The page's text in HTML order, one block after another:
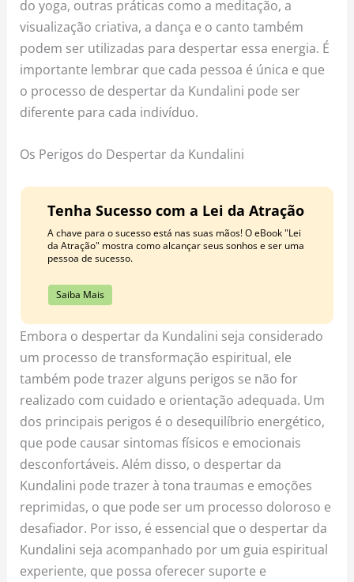
do yoga, outras práticas como a meditação, a
visualização criativa, a dança e o canto também
podem ser utilizadas para despertar essa energia. É
importante lembrar que cada pessoa é única e que
o processo de despertar da Kundalini pode ser
diferente para cada indivíduo.
Os Perigos do Despertar da Kundalini
Tenha Sucesso com a Lei da Atração
A chave para o sucesso está nas suas mãos! O eBook "Lei
da Atração" mostra como alcançar seus sonhos e ser uma
pessoa de sucesso.
Saiba Mais
Embora o despertar da Kundalini seja considerado
um processo de transformação espiritual, ele
também pode trazer alguns perigos se não for
realizado com cuidado e orientação adequada. Um
dos principais perigos é o desequilíbrio energético,
que pode causar sintomas físicos e emocionais
desconfortáveis. Além disso, o despertar da
Kundalini pode trazer à tona traumas e emoções
reprimidas, o que pode ser um processo doloroso e
desafiador. Por isso, é essencial que o despertar da
Kundalini seja acompanhado por um guia espiritual
experiente, que possa oferecer suporte e